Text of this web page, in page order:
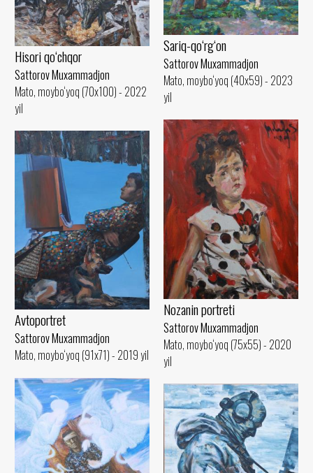
Sariq-qo‘rg‘on
Sattorov Muxammadjon
Mato, moybo‘yoq (40x59) - 2023
yil
Hisori qo‘chqor
Sattorov Muxammadjon
Mato, moybo‘yoq (70x100) - 2022
yil
Nozanin portreti
Sattorov Muxammadjon
Mato, moybo‘yoq (75x55) - 2020
yil
Avtoportret
Sattorov Muxammadjon
Mato, moybo‘yoq (91x71) - 2019 yil